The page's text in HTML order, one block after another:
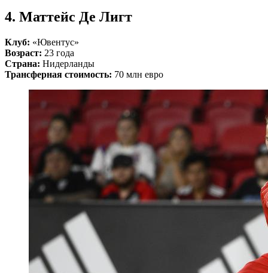
4. Маттейс Де Лигт
Клуб: «Ювентус»
Возраст: 23 года
Страна: Нидерланды
Трансферная стоимость: 70 млн евро